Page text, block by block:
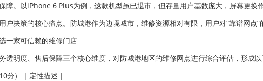
障。以iPhone 6 Plus为例，这款机型虽已退市，但存量用户基数庞大，屏幕更换
户决策的核心痛点。防城港作为边境城市，维修资源相对有限，用户对“靠谱网点”
一家可信赖的维修门店
透明度、售后保障三个核心维度，对防城港地区的维修网点进行综合评估，形成以
分） | 定性描述 |